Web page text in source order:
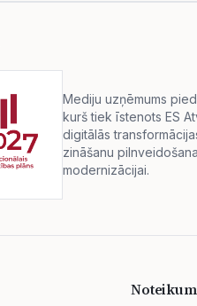
Mediju uzņēmums
kurš tiek īstenots ES
digitālās
zināšanu
modernizācijai.